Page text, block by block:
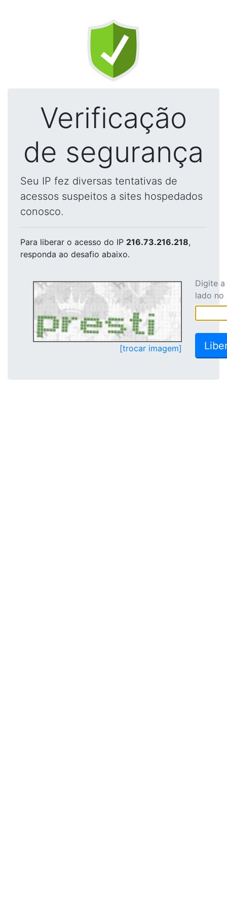
Verificação
de segurança
Seu IP fez diversas tentativas de
acessos suspeitos a sites hospedados
conosco.
Para liberar o acesso do IP 216.73.216.218,
responda ao desafio abaixo.
[trocar imagem]
Digite
lado no